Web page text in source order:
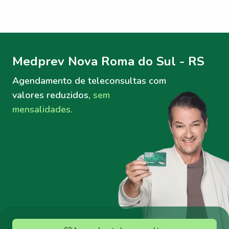
Medprev Nova Roma do Sul - RS
Agendamento de teleconsultas com
valores reduzidos, sem
mensalidades.